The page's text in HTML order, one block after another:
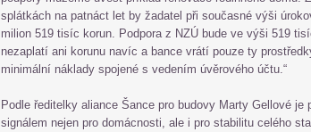
splátkách na patnáct let by žadatel při současné výši
milion 519 tisíc korun. Podpora z NZÚ bude ve výši 519
nezaplatí ani korunu navíc a bance vrátí pouze ty
minimální náklady spojené s vedením úvěrového účtu.“
Podle ředitelky aliance Šance pro budovy Marty Gellové je
signálem nejen pro domácnosti, ale i pro stabilitu celého